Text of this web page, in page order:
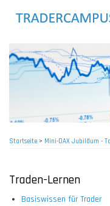
Startseite> Mini-DAX Jubiläum -
Traden-Lernen
Basiswissen für Trader